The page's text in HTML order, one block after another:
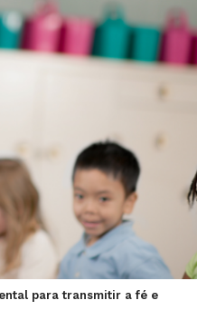
para transmitir a fé e